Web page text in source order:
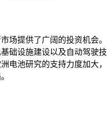
场提供了广阔的投资机会。
础设施建设以及自动驾驶技
电池研究的支持力度加大，